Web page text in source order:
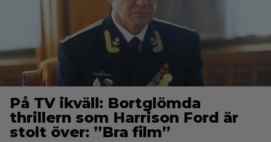
På TV ikväll: Bortglömda
thrillern som Harrison Ford är
stolt över: ”Bra film”